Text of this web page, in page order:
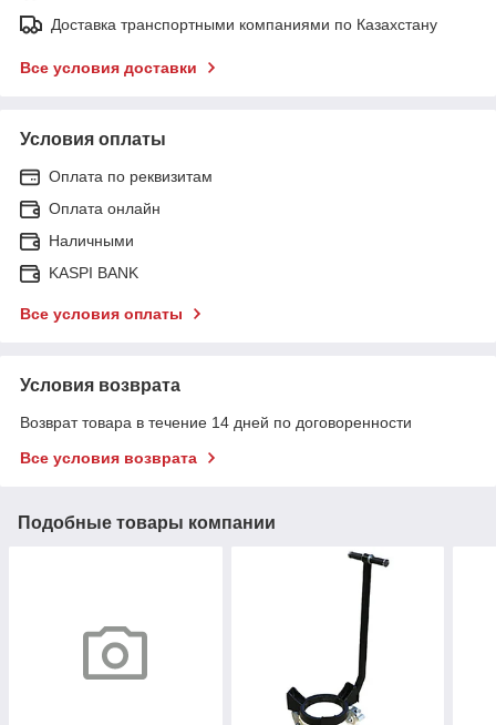
Доставка транспортными компаниями по Казахстану
Все условия доставки
Условия оплаты
Оплата по реквизитам
Оплата онлайн
Наличными
KASPI BANK
Все условия оплаты
Условия возврата
Возврат товара в течение 14 дней по договоренности
Все условия возврата
Подобные товары компании